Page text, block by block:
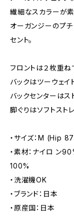
繊細なスカラーが素
オーガンジーのプ
セント。
フロントは２枚重ね
バックはツーウェイ
バックセンターはス
脚ぐりはソフトスト
・サイズ：M (Hip
・素材：ナイロ ン
100%
・洗濯機OK
・ブランド：日本
・原産国：日本